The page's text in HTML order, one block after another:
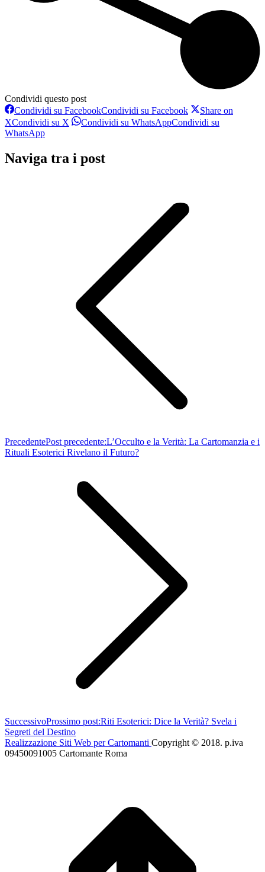
Condividi questo post
Condividi su FacebookCondividi su Facebook
Share on
XCondividi su X Condividi su WhatsAppCondividi su
WhatsApp
Naviga tra i post
PrecedentePost precedente:L’Occulto e la Verità: La Cartomanzia e i
Rituali Esoterici Rivelano il Futuro?
SuccessivoProssimo post:Riti Esoterici: Dice la Verità? Svela i
Segreti del Destino
Realizzazione Siti Web per Cartomanti Copyright © 2018. p.iva
09450091005 Cartomante Roma